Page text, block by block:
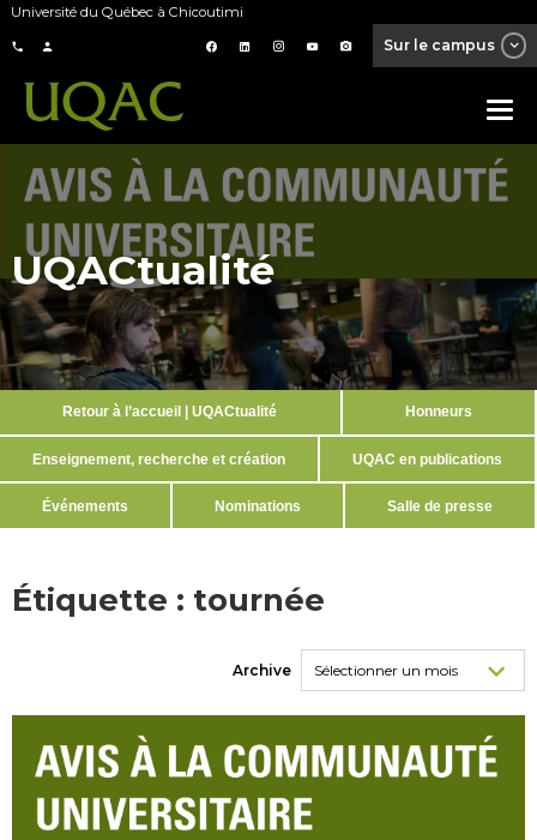
Université du Québec à Chicoutimi
Sur le campus
UQACtualité
Retour à l’accueil | UQACtualité Honneurs
Enseignement, recherche et création UQAC en publications
Événements Nominations Salle de presse
Étiquette : tournée
Archive